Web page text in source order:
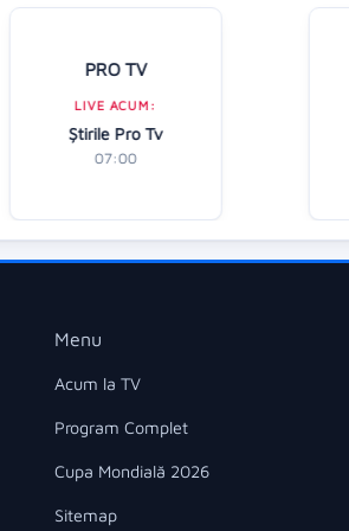
PRO TV
LIVE ACUM:
Ştirile Pro Tv
07:00
Menu
Acum la TV
Program Complet
Cupa Mondială 2026
Sitemap